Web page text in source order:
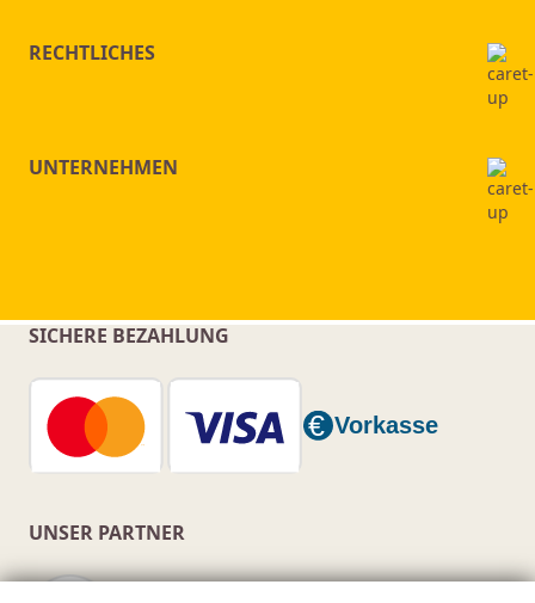
RECHTLICHES
UNTERNEHMEN
SICHERE BEZAHLUNG
UNSER PARTNER